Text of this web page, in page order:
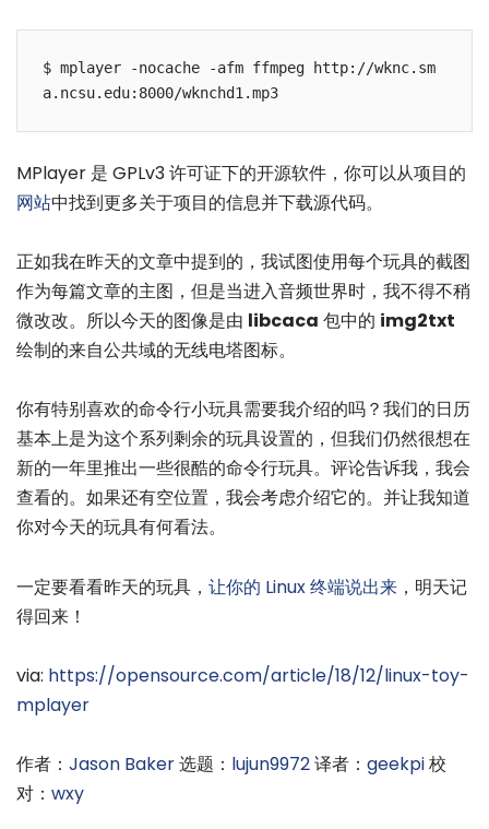
$ mplayer -nocache -afm ffmpeg http://wknc.sm
a.ncsu.edu:8000/wknchd1.mp3
MPlayer 是 GPLv3 许可证下的开源软件，你可以从项目的
网站中找到更多关于项目的信息并下载源代码。
正如我在昨天的文章中提到的，我试图使用每个玩具的截图
作为每篇文章的主图，但是当进入音频世界时，我不得不稍
微改改。所以今天的图像是由 libcaca 包中的 img2txt
绘制的来自公共域的无线电塔图标。
你有特别喜欢的命令行小玩具需要我介绍的吗？我们的日历
基本上是为这个系列剩余的玩具设置的，但我们仍然很想在
新的一年里推出一些很酷的命令行玩具。评论告诉我，我会
查看的。如果还有空位置，我会考虑介绍它的。并让我知道
你对今天的玩具有何看法。
一定要看看昨天的玩具， 让你的 Linux 终端说出来 ，明天记
得回来！
via: https://opensource.com/article/18/12/linux-toy-
mplayer
作者： Jason Baker选题： lujun9972译者： geekpi校
对： wxy